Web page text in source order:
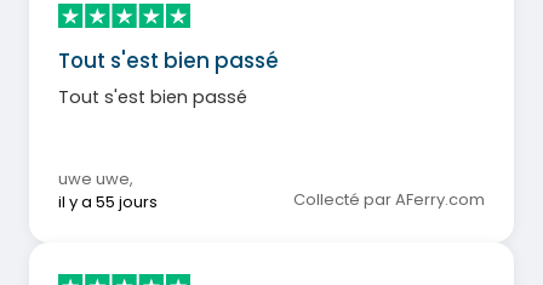
Tout s'est bien passé
Tout s'est bien passé
uwe uwe,
il y a 55 jours
Collecté par AFerry.com